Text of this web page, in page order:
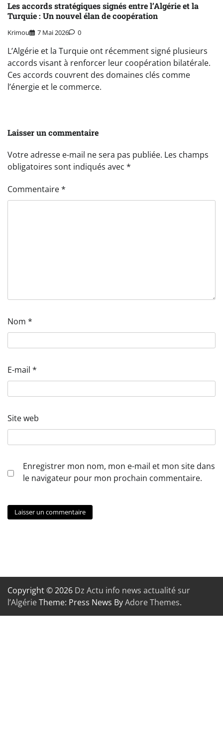
Les accords stratégiques signés entre l’Algérie et la
Turquie : Un nouvel élan de coopération
Krimou 7 Mai 2026 0
L’Algérie et la Turquie ont récemment signé plusieurs
accords visant à renforcer leur coopération bilatérale.
Ces accords couvrent des domaines clés comme
l’énergie et le commerce.
Laisser un commentaire
Votre adresse e-mail ne sera pas publiée. Les champs
obligatoires sont indiqués avec *
Commentaire*
Nom *
E-mail *
Site web
Enregistrer mon nom, mon e-mail et mon site dans
le navigateur pour mon prochain commentaire.
Copyright © 2026 Dz Actu info news actualité sur
l’AlgérieTheme: Press News ByAdore Themes.